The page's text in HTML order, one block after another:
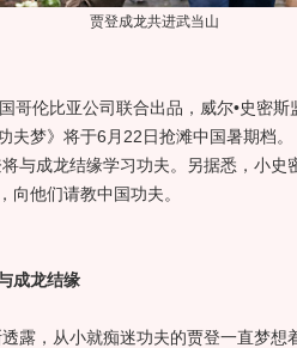
贾登成龙共进武当山
伦比亚公司联合出品，威尔•史密斯
夫梦》将于6月22日抢滩中国暑期档
与成龙结缘学习功夫。另据悉，小
向他们请教中国功夫。
成龙结缘
，从小就痴迷功夫的贾登一直梦想